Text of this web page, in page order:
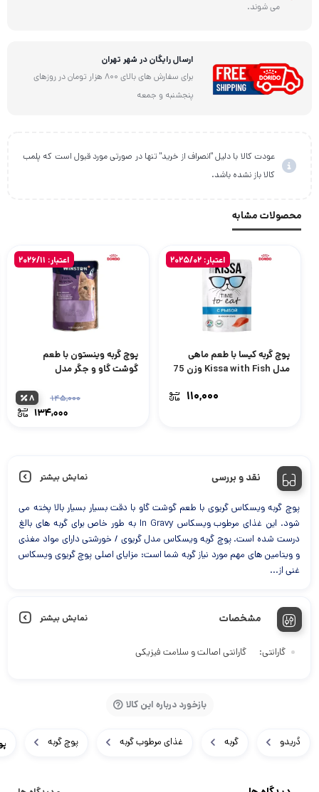
می شوند.
ارسال رایگان در شهر تهران
برای سفارش های بالای 800 هزار تومان در روزهای
پنجشنبه و جمعه
عودت کالا با دلیل "انصراف از خرید" تنها در صورتی مورد قبول است که پلمب
کالا باز نشده باشد.
محصولات مشابه
اعتبار: 2025/02
پوچ گربه کیسا با طعم ماهی
مدل Kissa with Fish وزن 75
۱۱۰,۰۰۰
اعتبار: 2026/11
پوچ گربه وینستون با طعم
گوشت گاو و جگر مدل
۱۴۵,۰۰۰
۱۳۴,۰۰۰
۸
نقد و بررسی نمایش بیشتر
پوچ گربه ویسکاس گریوی با طعم گوشت گاو با دقت بسیار بسیار بالا پخته می
شود. این غذای مرطوب ویسکاس In Gravy به طور خاص برای گربه های بالغ
درست شده است. پوچ گربه ویسکاس مدل گریوی / خورشتی دارای مواد مغذی
و ویتامین های مهم مورد نیاز گربه شما است: مزایای اصلی پوچ گریوی ویسکاس
غنی از...
مشخصات نمایش بیشتر
گارانتی گارانتی اصالت و سلامت فیزیکی
بازخورد درباره این کالا
دُریدو گربه غذای مرطوب گربه پوچ گربه